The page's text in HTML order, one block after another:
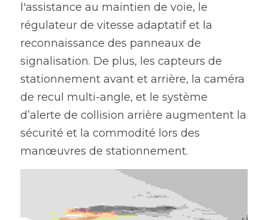
l'assistance au maintien de voie, le
régulateur de vitesse adaptatif et la
reconnaissance des panneaux de
signalisation. De plus, les capteurs de
stationnement avant et arrière, la caméra
de recul multi-angle, et le système
d’alerte de collision arrière augmentent la
sécurité et la commodité lors des
manœuvres de stationnement.